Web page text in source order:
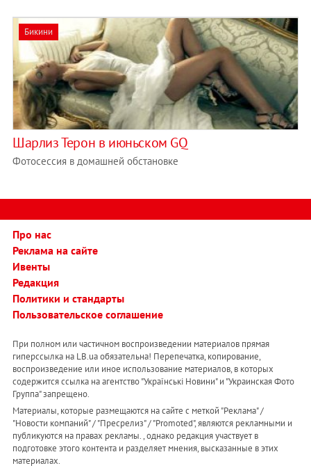
Бикини
Шарлиз Терон в июньском GQ
Фотосессия в домашней обстановке
Про нас
Реклама на сайте
Ивенты
Редакция
Политики и стандарты
Пользовательское соглашение
При полном или частичном воспроизведении материалов прямая
гиперссылка на LB.ua обязательна! Перепечатка, копирование,
воспроизведение или иное использование материалов, в которых
содержится ссылка на агентство "Українськi Новини" и "Украинская Фото
Группа" запрещено.
Материалы, которые размещаются на сайте с меткой "Реклама" /
"Новости компаний" / "Пресрелиз" / "Promoted", являются рекламными и
публикуются на правах рекламы. , однако редакция участвует в
подготовке этого контента и разделяет мнения, высказанные в этих
материалах.